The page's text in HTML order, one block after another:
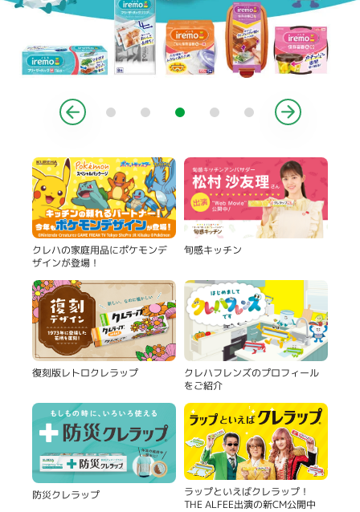
クレハの家庭用品にポケモンデ
ザインが登場！
旬感キッチン
復刻版レトロクレラップ クレハフレンズのプロフィール
をご紹介
防災クレラップ ラップといえばクレラップ！
THE ALFEE出演の新CM公開中